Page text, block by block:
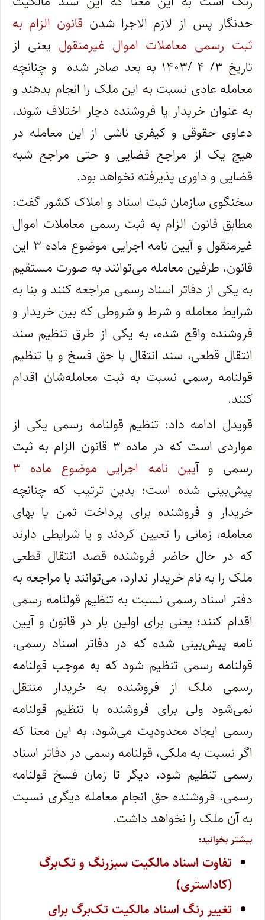
حدنگار پس از لازم الاجرا شدن قانون الزام به
ثبت رسمی معاملات اموال غیرمنقول یعنی از
تاریخ ۳/ ۴ /۱۴۰۳ به بعد صادر شده و چنانچه
معامله عادی نسبت به این ملک را انجام بدهند و
به عنوان خریدار یا فروشنده دچار اختلاف شوند،
دعاوی حقوقی و کیفری ناشی از این معامله در
هیچ یک از مراجع قضایی و حتی مراجع شبه
قضایی و داوری پذیرفته نخواهد بود.
سخنگوی سازمان ثبت اسناد و املاک کشور گفت:
مطابق قانون الزام به ثبت رسمی معاملات اموال
غیرمنقول و آیین نامه اجرایی موضوع ماده ۳ این
قانون، طرفین معامله می‌توانند به صورت مستقیم
به یکی از دفاتر اسناد رسمی مراجعه کنند و بنا به
شرایط معامله و شرط و شروطی که بین خریدار و
فروشنده واقع شده، به یکی از طرق تنظیم سند
انتقال قطعی، سند انتقال با حق فسخ و یا تنظیم
قولنامه رسمی نسبت به ثبت معامله‌شان اقدام
کنند.
قویدل ادامه داد: تنظیم قولنامه رسمی یکی از
مواردی است که در ماده ۳ قانون الزام به ثبت
رسمی و آیین نامه اجرایی موضوع ماده ۳
پیش‌بینی شده است؛ بدین ترتیب که چنانچه
خریدار و فروشنده برای پرداخت ثمن یا بهای
معامله، زمانی را تعیین کردند و یا شرایطی دارند
که در حال حاضر فروشنده قصد انتقال قطعی
ملک را به نام خریدار ندارد، می‌توانند با مراجعه به
دفتر اسناد رسمی نسبت به تنظیم قولنامه رسمی
اقدام کنند؛ یعنی برای اولین بار در قانون و آیین
نامه پیش‌بینی شده که در دفاتر اسناد رسمی،
قولنامه رسمی تنظیم شود که به موجب قولنامه
رسمی ملک از فروشنده به خریدار منتقل
نمی‌شود ولی برای فروشنده با تنظیم قولنامه
رسمی ایجاد محدودیت می‌شود، به این معنا که
اگر نسبت به ملکی، قولنامه رسمی در دفاتر اسناد
رسمی تنظیم شود، دیگر تا زمان فسخ قولنامه
رسمی، فروشنده حق انجام معامله دیگری نسبت
به آن ملک را نخواهد داشت.
بیشتر بخوانید:
تفاوت اسناد مالکیت سبزرنگ و تک‌برگ
(کاداستری)
تغییر رنگ اسناد مالکیت تک‌برگ برای